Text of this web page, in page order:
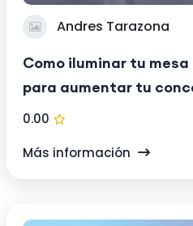
Andres Tarazona
Como iluminar tu
para aumentar tu
productividad
0.00
Más información